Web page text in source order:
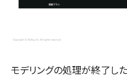
モデリングの処理が終了し